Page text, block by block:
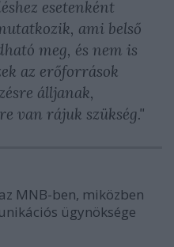
esetenként
ami belső
meg, és nem is
az erőforrások
álljanak,
van rájuk szükség."
MNB-ben, miközben
ügynöksége